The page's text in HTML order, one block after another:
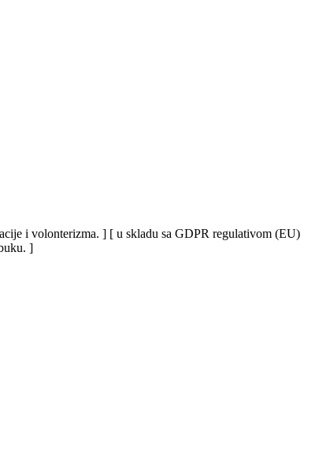
i volonterizma. ] [ u skladu sa GDPR regulativom (EU)
]